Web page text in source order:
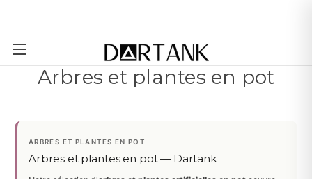
Passer au contenu principal
Arbres et plantes en pot
ARBRES ET PLANTES EN POT
Arbres et plantes en pot — Dartank